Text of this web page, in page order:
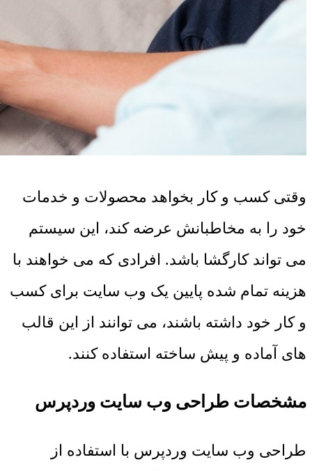
وقتی کسب و کار بخواهد محصولات و خدمات
خود را به مخاطبانش عرضه کند، این سیستم
می تواند کارگشا باشد. افرادی که می خواهند با
هزینه تمام شده پایین یک وب سایت برای کسب
و کار خود داشته باشند، می توانند از این قالب
های آماده و پیش ساخته استفاده کنند.
مشخصات طراحی وب سایت وردپرس
طراحی وب سایت وردپرس با استفاده از